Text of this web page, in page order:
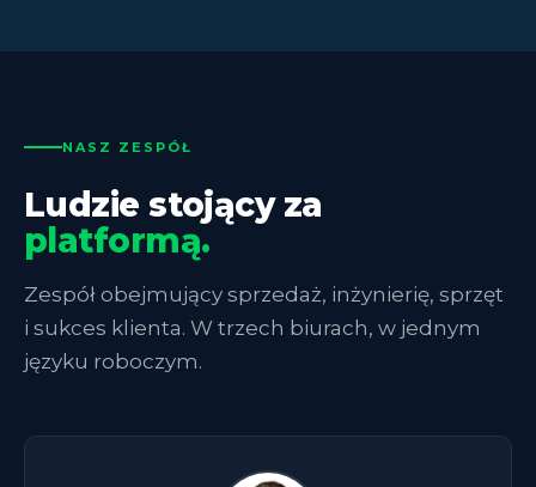
NASZ ZESPÓŁ
Ludzie stojący za
platformą.
Zespół obejmujący sprzedaż, inżynierię, sprzęt
i sukces klienta. W trzech biurach, w jednym
języku roboczym.